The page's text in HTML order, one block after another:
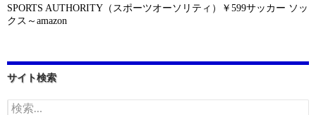
SPORTS AUTHORITY（スポーツオーソリティ）￥599サッカー ソッ
クス～amazon
サイト検索
検